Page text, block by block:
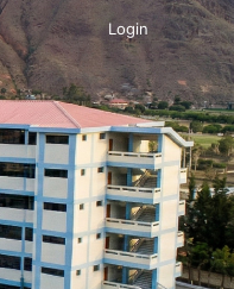
Login